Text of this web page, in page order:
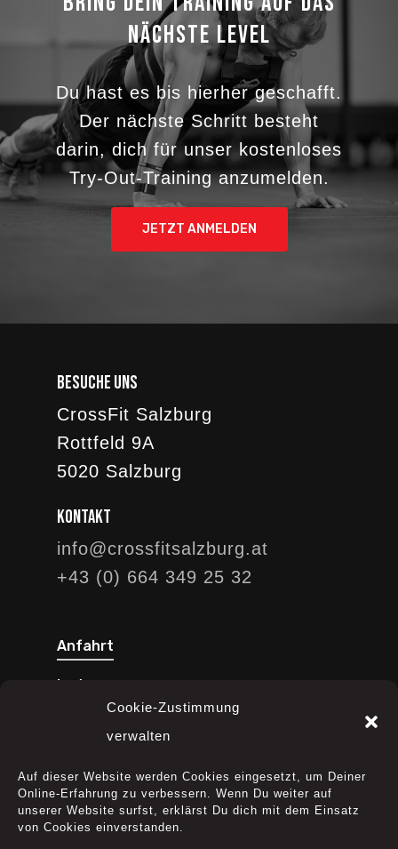
Cookie-Zustimmung
verwalten
Auf dieser Website werden Cookies eingesetzt, um Deiner
Online-Erfahrung zu verbessern. Wenn Du weiter auf
unserer Website surfst, erklärst Du dich mit dem Einsatz
von Cookies einverstanden.
NÄCHSTE LEVEL
Du hast es bis hierher geschafft.
Der nächste Schritt besteht
darin, dich für unser kostenloses
Try-Out-Training anzumelden.
JETZT ANMELDEN
Besuche uns
CrossFit Salzburg
Rottfeld 9A
5020 Salzburg
Kontakt
info@crossfitsalzburg.at
+43 (0) 664 349 25 32
Anfahrt
Instagram